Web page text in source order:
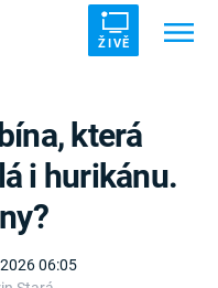
ŽIVĚ
06:05
která
i hurikánu.